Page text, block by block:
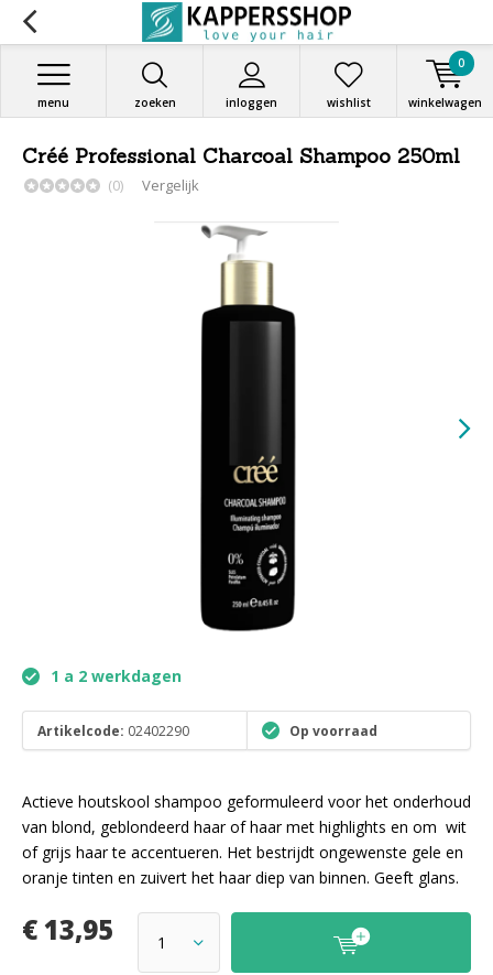
zoeken inloggen
menu wishlist winkelwagen
0
Créé Professional Charcoal Shampoo 250ml
(0) Vergelijk
1 a 2 werkdagen
Artikelcode: 02402290 Op voorraad
Actieve houtskool shampoo geformuleerd voor het onderhoud
van blond, geblondeerd haar of haar met highlights en om wit
of grijs haar te accentueren. Het bestrijdt ongewenste gele en
oranje tinten en zuivert het haar diep van binnen. Geeft glans.
€ 13,95